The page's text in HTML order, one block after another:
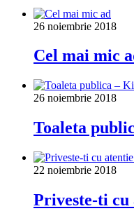
26 noiembrie 2018
Cel mai mic
26 noiembrie 2018
Toaleta
22 noiembrie 2018
Priveste-ti cu